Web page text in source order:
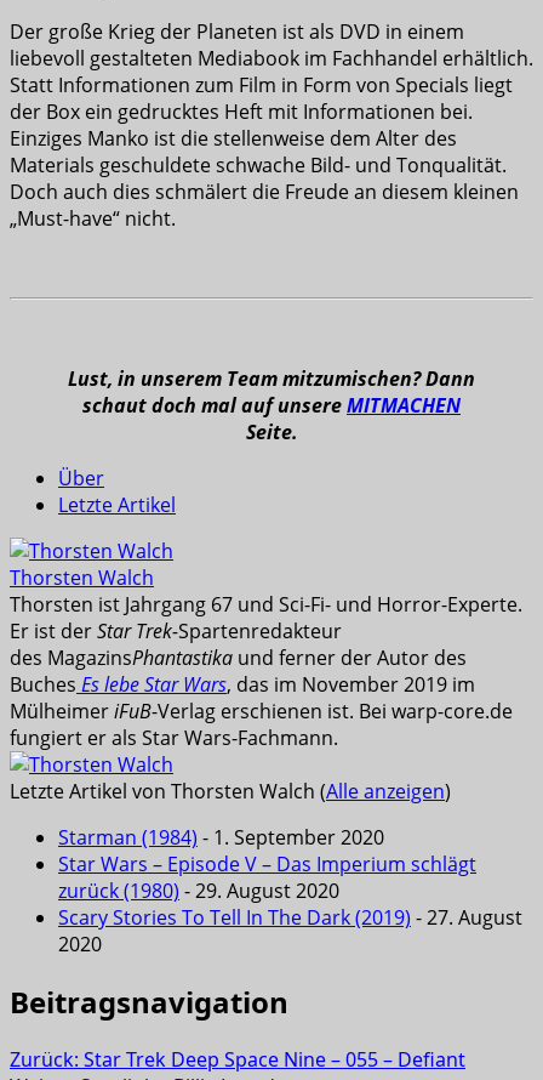
Der große Krieg der Planeten ist als DVD in einem
liebevoll gestalteten Mediabook im Fachhandel erhältlich.
Statt Informationen zum Film in Form von Specials liegt
der Box ein gedrucktes Heft mit Informationen bei.
Einziges Manko ist die stellenweise dem Alter des
Materials geschuldete schwache Bild- und Tonqualität.
Doch auch dies schmälert die Freude an diesem kleinen
„Must-have“ nicht.
Lust, in unserem Team mitzumischen? Dann
schaut doch mal auf unsereMITMACHEN
Seite.
Über
Letzte Artikel
Thorsten Walch
Thorsten ist Jahrgang 67 und Sci-Fi- und Horror-Experte.
Er ist derStar Trek-Spartenredakteur
des MagazinsPhantastika und ferner der Autor des
Buches Es lebe Star Wars, das im November 2019 im
MülheimeriFuB-Verlag erschienen ist. Bei warp-core.de
fungiert er als Star Wars-Fachmann.
Letzte Artikel von Thorsten Walch (Alle anzeigen)
Starman (1984) - 1. September 2020
Star Wars – Episode V – Das Imperium schlägt
zurück (1980) - 29. August 2020
Scary Stories To Tell In The Dark (2019) - 27. August
2020
Beitragsnavigation
Zurück: Star Trek Deep Space Nine – 055 – Defiant